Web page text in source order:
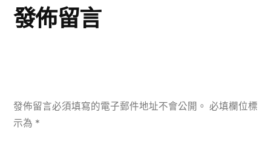
發佈留言
發佈留言必須填寫的電子郵件地址不會公開。 必填欄位標
示為 *